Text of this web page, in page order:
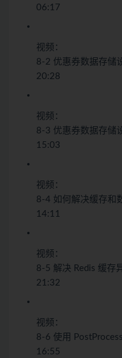
06:17
视频：
8-2 优惠券数据存储
20:28
视频：
8-3 优惠券数据存储
15:03
视频：
8-4 如何解决缓存和
14:11
视频：
8-5 解决 Redis 缓存
21:32
视频：
8-6 使用
16:55